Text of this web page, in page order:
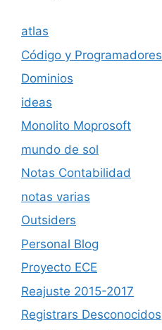
atlas
Código y Programadores
Dominios
ideas
Monolito Moprosoft
mundo de sol
Notas Contabilidad
notas varias
Outsiders
Personal Blog
Proyecto ECE
Reajuste 2015-2017
Registrars Desconocidos